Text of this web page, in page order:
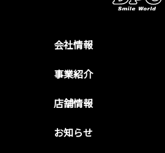
会社情報
事業紹介
店舗情報
お知らせ